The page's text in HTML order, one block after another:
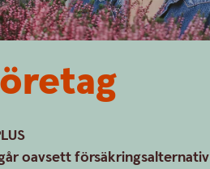
oavsett försäkringsalternativ